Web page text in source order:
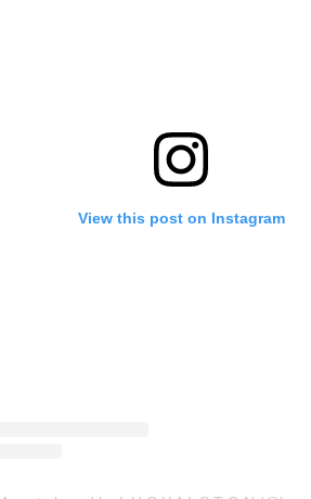
View this post on Instagram